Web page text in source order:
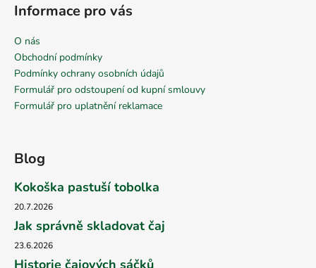
Informace pro vás
O nás
Obchodní podmínky
Podmínky ochrany osobních údajů
Formulář pro odstoupení od kupní smlouvy
Formulář pro uplatnění reklamace
Blog
Kokoška pastuší tobolka
20.7.2026
Jak správně skladovat čaj
23.6.2026
Historie čajových sáčků